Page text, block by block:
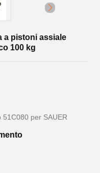
a pistoni assiale
100 kg
per SAUER